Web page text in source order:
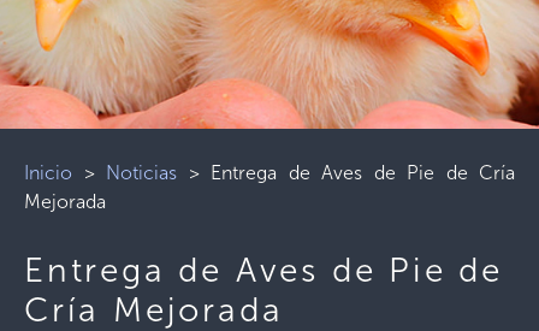
Inicio > Noticias > Entrega de Aves de Pie de Cría
Mejorada
Entrega de Aves de Pie de
Cría Mejorada